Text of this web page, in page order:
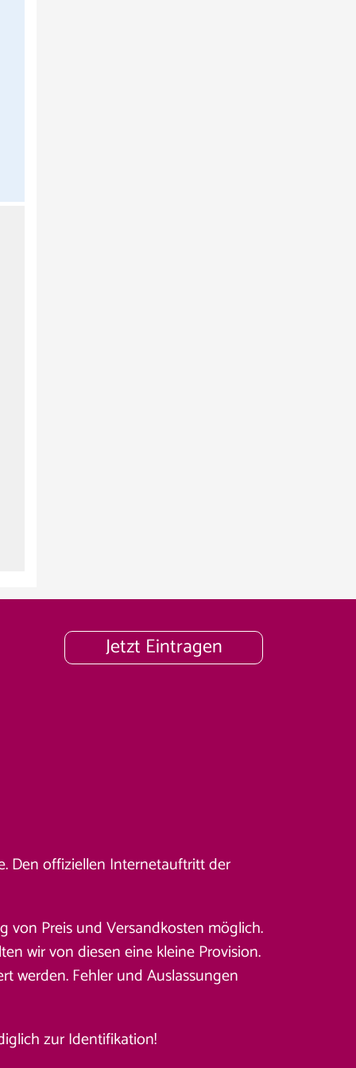
Jetzt Eintragen
Den offiziellen Internetauftritt der
von Preis und Versandkosten möglich.
wir von diesen eine kleine Provision.
werden. Fehler und Auslassungen
zur Identifikation!